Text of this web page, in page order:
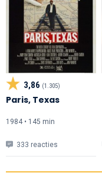
3,86 (1.305)
Paris, Texas
1984 • 145 min
333 reacties